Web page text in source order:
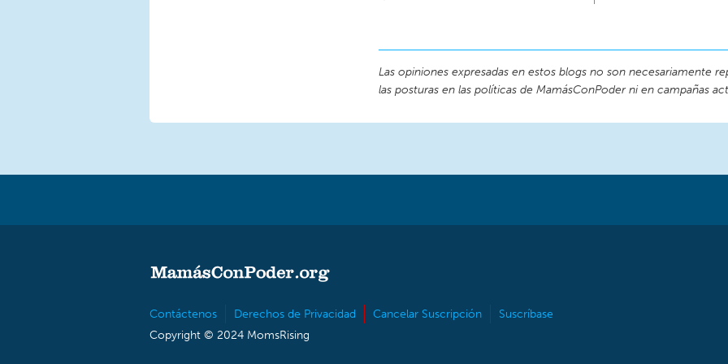
Las opiniones expresadas en estos blogs no son necesariamente
las posturas en las políticas de MamásConPoder ni en campañas
Contáctenos Derechos de Privacidad Cancelar Suscripción
Suscríbase
Copyright © 2024 MomsRising